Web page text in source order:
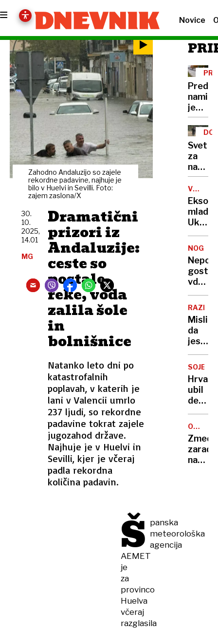
Novice
Zahodno Andaluzijo so zajele
rekordne padavine, najhuje je
bilo v Huelvi in Sevilli. Foto:
zajem zaslona/X
Dramatični
prizori iz
Andaluzije:
ceste so
postale
reke, voda
zalila šole
in
bolnišnice
Natanko leto dni po
katastrofalnih
poplavah, v katerih je
lani v Valencii umrlo
237 ljudi, so rekordne
padavine tokrat zajele
jugozahod države.
Najhuje je v Huelvi in
Sevilli, kjer je včeraj
padla rekordna
količina padavin.
30.
10.
2025,
14.01
MG
Š panska
meteorološka
agencija
AEMET
je
za
provinco
Huelva
včeraj
razglasila
Pred
nami
je
močno
konec
tedna,
kako
Svet
za
bi po
VOJNA
V
mladih
V
dveh
jih je
odšlo
skoraj
gost
vdrl
na
da
jeste
Ni
vsa
hrana
enaka,
svarijo
SOJENJE
ubil
dedka,
ga
in
v
gozdu
Zmeda
zaradi